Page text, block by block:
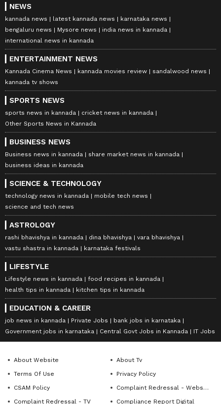
NEWS
kannada news latest kannada news
karnataka news
bengaluru news
Mysore news
india news in kannada
international news in kannada
ENTERTAINMENT NEWS
Kannada Cinema News kannada movies review
sandalwood news
kannada tv shows
SPORTS NEWS
sports news in kannada
cricket news in kannada
Other Sports News in Kannada
BUSINESS NEWS
Business news in kannada
share market news in kannada
business ideas in kannada
SCIENCE & TECHNOLOGY
technology news in kannada
mobile tech news
science and tech news
ASTROLOGY
rashi bhavishya in kannada dina bhavishya
vara bhavishya
vastu shastra in kannada
karnataka festivals
LIFESTYLE
Lifestyle news in kannada
food recipes in kannada
health tips in kannada
kitchen tips in kannada
EDUCATION & CAREER
job news in kannada Private Jobs
bank jobs in karnataka
Government jobs in karnataka
Central Govt Jobs in Kannada IT Jobs
About Website
About Tv
Terms Of Use
Privacy Policy
CSAM Policy
Complaint Redressal - Website
Complaint Redressal - TV
Compliance Report Digital